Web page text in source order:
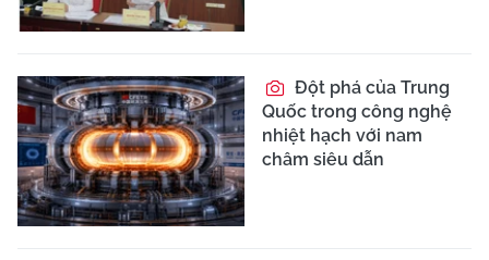
Đột phá của Trung
Quốc trong công nghệ
nhiệt hạch với nam
châm siêu dẫn